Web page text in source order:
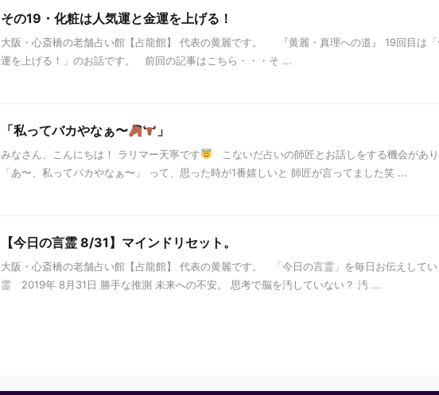
その19・化粧は人気運と金運を上げる！
大阪・心斎橋の老舗占い館【占龍館】 代表の黄麗です。 『黄麗・真理への道』 19回目は「
運を上げる！」のお話です。 前回の記事はこちら・・・そ ...
「私ってバカやなぁ〜 」
みなさん、こんにちは！ ラリマー天寧です
こないだ占いの師匠とお話しをする機会があ
「あ〜、私ってバカやなぁ〜」 って、思った時が1番嬉しいと 師匠が言ってました笑 ...
【今日の言霊 8/31】マインドリセット。
大阪・心斎橋の老舗占い館【占龍館】 代表の黄麗です。 「今日の言霊」を毎日お伝えして
霊 2019年 8月31日 勝手な推測 未来への不安。 思考で脳を汚していない？ 汚 ...